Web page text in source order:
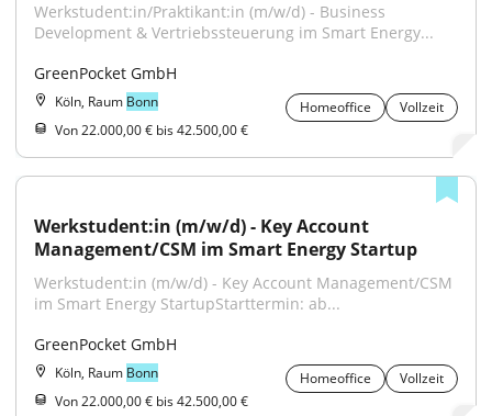
Werkstudent:in/Praktikant:in (m/w/d) - Business
Development & Vertriebssteuerung im Smart Energy...
GreenPocket GmbH
Köln, Raum Bonn Homeoffice
Vollzeit
Von 22.000,00 € bis 42.500,00 €
Werkstudent:in (m/w/d) - Key Account
Management/CSM im Smart Energy Startup
Werkstudent:in (m/w/d) - Key Account Management/CSM
im Smart Energy StartupStarttermin: ab...
GreenPocket GmbH
Köln, Raum Bonn Homeoffice
Vollzeit
Von 22.000,00 € bis 42.500,00 €